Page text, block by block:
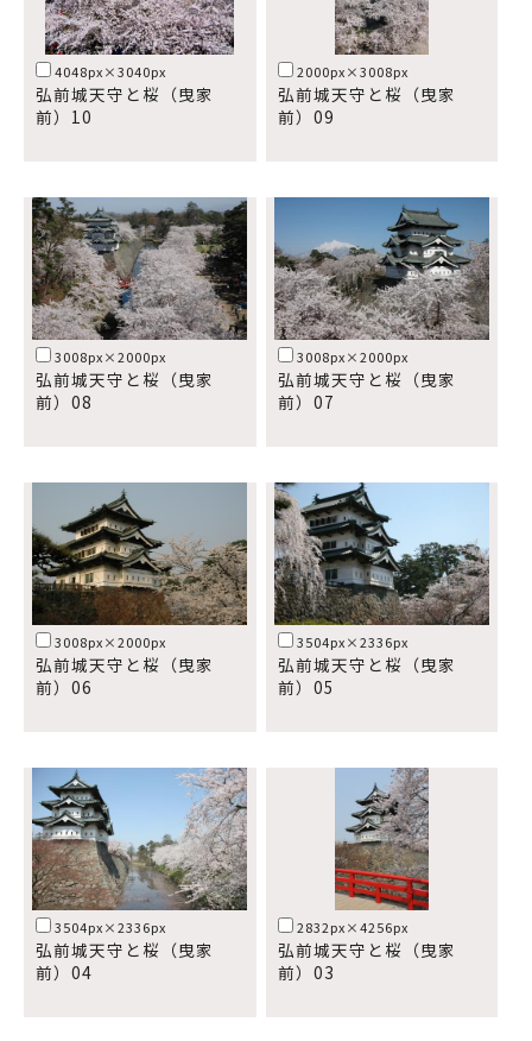
4048px×3040px
弘前城天守と桜（曳家
前）10
2000px×3008px
弘前城天守と桜（曳家
前）09
3008px×2000px
弘前城天守と桜（曳家
前）08
3008px×2000px
弘前城天守と桜（曳家
前）07
3008px×2000px
弘前城天守と桜（曳家
前）06
3504px×2336px
弘前城天守と桜（曳家
前）05
3504px×2336px
弘前城天守と桜（曳家
前）04
2832px×4256px
弘前城天守と桜（曳家
前）03